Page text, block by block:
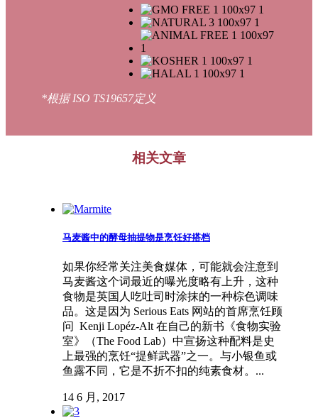
*根据 ISO TS19657定义
相关文章
马麦酱中的酵母抽提物是烹饪好搭档
如果你经常关注美食媒体，可能就会注意到
马麦酱这个词最近的曝光度略有上升，这种
食物是英国人吃吐司时涂抹的一种棕色调味
品。这是因为 Serious Eats 网站的首席烹饪顾
问 Kenji Lopéz-Alt 在自己的新书《食物实验
室》（The Food Lab）中宣扬这种配料是史
上最强的烹饪“提鲜武器”之一。与小银鱼或
鱼露不同，它是不折不扣的纯素食材。...
14 6 月, 2017